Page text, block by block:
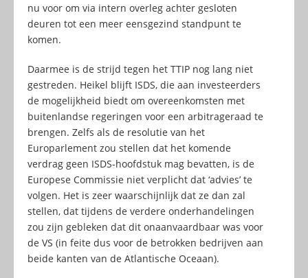
nu voor om via intern overleg achter gesloten
deuren tot een meer eensgezind standpunt te
komen.
Daarmee is de strijd tegen het TTIP nog lang niet
gestreden. Heikel blijft ISDS, die aan investeerders
de mogelijkheid biedt om overeenkomsten met
buitenlandse regeringen voor een arbitrageraad te
brengen. Zelfs als de resolutie van het
Europarlement zou stellen dat het komende
verdrag geen ISDS-hoofdstuk mag bevatten, is de
Europese Commissie niet verplicht dat ‘advies’ te
volgen. Het is zeer waarschijnlijk dat ze dan zal
stellen, dat tijdens de verdere onderhandelingen
zou zijn gebleken dat dit onaanvaardbaar was voor
de VS (in feite dus voor de betrokken bedrijven aan
beide kanten van de Atlantische Oceaan).